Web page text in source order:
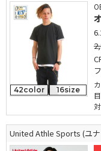
42color 16size
United Athle Sports (ユ